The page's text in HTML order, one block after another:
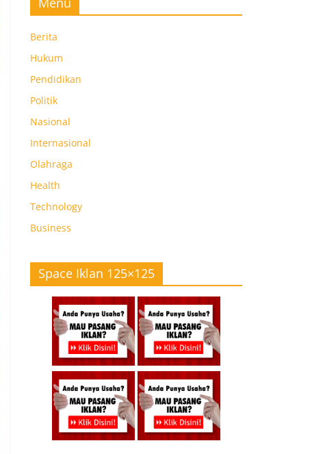
Berita
Hukum
Pendidikan
Politik
Nasional
Internasional
Olahraga
Health
Technology
Business
Space Iklan 125×125